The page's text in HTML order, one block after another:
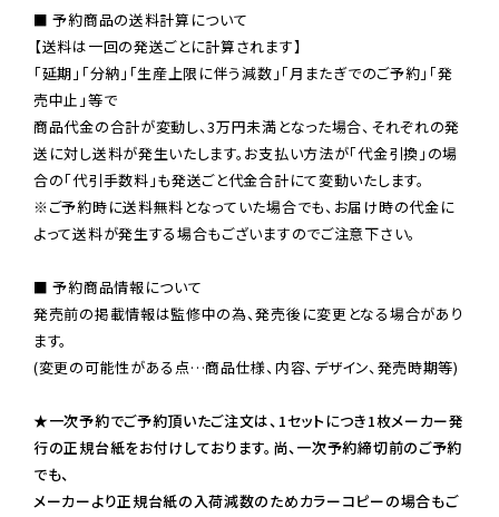
■ 予約商品の送料計算について
【送料は一回の発送ごとに計算されます】
「延期」「分納」「生産上限に伴う減数」「月またぎでのご予約」「発
売中止」等で
商品代金の合計が変動し、3万円未満となった場合、それぞれの発
送に対し送料が発生いたします。お支払い方法が「代金引換」の場
※ご予約時に送料無料となっていた場合でも、お届け時の代金に
よって送料が発生する場合もございますのでご注意下さい。
■ 予約商品情報について
発売前の掲載情報は監修中の為、発売後に変更となる場合があり
ます。
(変更の可能性がある点…商品仕様、内容、デザイン、発売時期等)
★一次予約でご予約頂いたご注文は、1セットにつき1枚メーカー発
行の正規台紙をお付けしております。尚、一次予約締切前のご予約
でも、
メーカーより正規台紙の入荷減数のためカラーコピーの場合もご